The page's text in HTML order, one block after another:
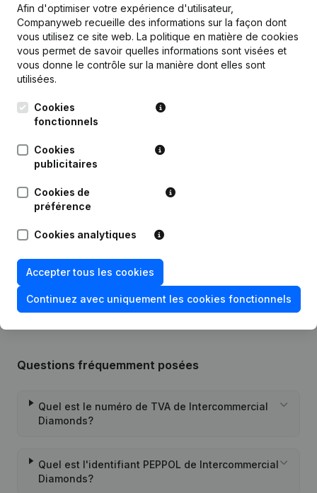
Publications de Intercommercial Diamonds
08-09-2010
Nomination
Questions fréquemment posées
Quel est le numéro de TVA de Intercommercial
Diamonds?
Quel est l'identifiant PEPPOL de Intercommercial
Diamonds?
Afin d'optimiser votre expérience d'utilisateur,
Companyweb recueille des informations sur la façon dont
vous utilisez ce site web. La politique en matière de cookies
vous permet de savoir quelles informations sont visées et
vous donne le contrôle sur la manière dont elles sont
utilisées.
Cookies
fonctionnels
Cookies
publicitaires
Cookies de
préférence
Cookies analytiques
Accepter tous les cookies
Continuez avec uniquement les cookies fonctionnels